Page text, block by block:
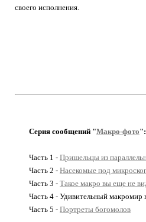
своего исполнения.
Серия сообщений "Макро-фото":
Часть 1 - Пришельцы из
Часть 2 - Насекомые под
Часть 3 - Такое макро вы еще не
Часть 4 - Удивительный макромир
Часть 5 - Портреты богомолов